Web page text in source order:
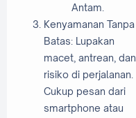
Antam.
Kenyamanan Tanpa
Batas: Lupakan
macet, antrean, dan
risiko di perjalanan.
Cukup pesan dari
smartphone atau